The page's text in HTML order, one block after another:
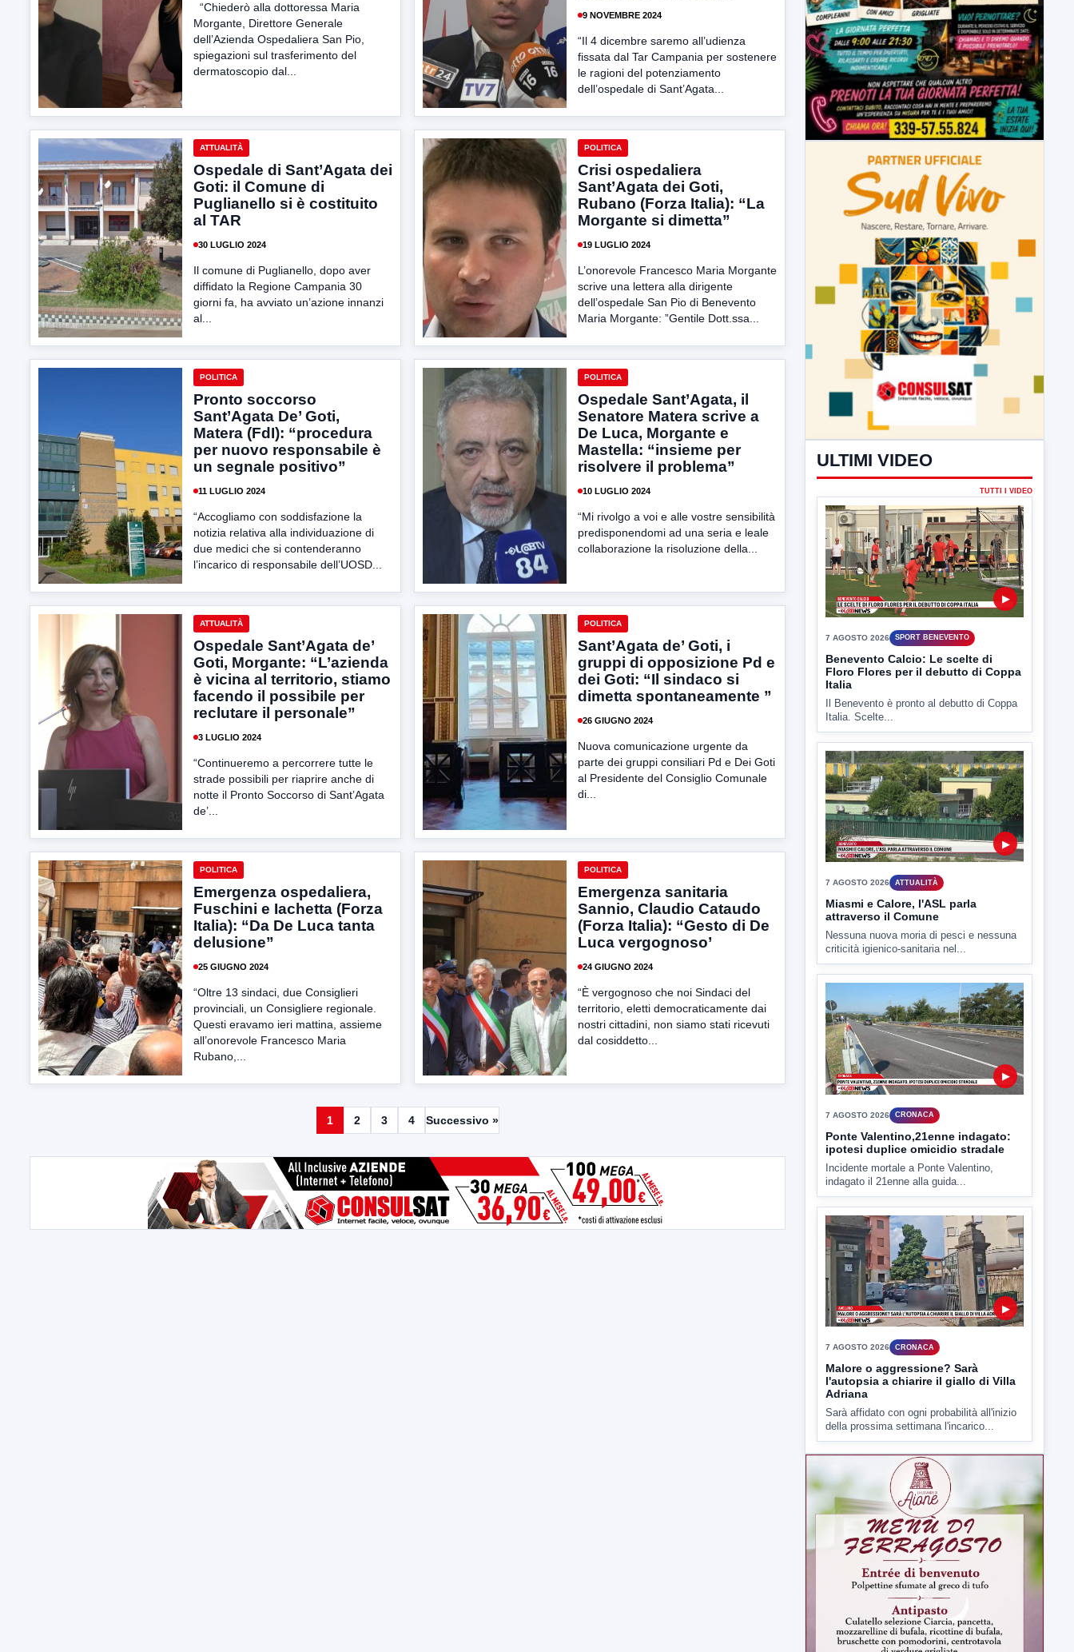
“Chiederò alla dottoressa Maria
Morgante, Direttore Generale
dell’Azienda Ospedaliera San Pio,
spiegazioni sul trasferimento del
dermatoscopio dal...
9 NOVEMBRE 2024
“Il 4 dicembre saremo all’udienza
fissata dal Tar Campania per sostenere
le ragioni del potenziamento
dell’ospedale di Sant’Agata...
ATTUALITÀ
Ospedale di Sant’Agata dei
Goti: il Comune di
Puglianello si è costituito
al TAR
30 LUGLIO 2024
Il comune di Puglianello, dopo aver
diffidato la Regione Campania 30
giorni fa, ha avviato un’azione innanzi
al...
POLITICA
Crisi ospedaliera
Sant’Agata dei Goti,
Rubano (Forza Italia): “La
Morgante si dimetta”
19 LUGLIO 2024
L’onorevole Francesco Maria Morgante
scrive una lettera alla dirigente
dell’ospedale San Pio di Benevento
Maria Morgante: ”Gentile Dott.ssa...
POLITICA
Pronto soccorso
Sant’Agata De’ Goti,
Matera (FdI): “procedura
per nuovo responsabile è
un segnale positivo”
11 LUGLIO 2024
“Accogliamo con soddisfazione la
notizia relativa alla individuazione di
due medici che si contenderanno
l’incarico di responsabile dell’UOSD...
POLITICA
Ospedale Sant’Agata, il
Senatore Matera scrive a
De Luca, Morgante e
Mastella: “insieme per
risolvere il problema”
10 LUGLIO 2024
“Mi rivolgo a voi e alle vostre sensibilità
predisponendomi ad una seria e leale
collaborazione la risoluzione della...
ATTUALITÀ
Ospedale Sant’Agata de’
Goti, Morgante: “L’azienda
è vicina al territorio, stiamo
facendo il possibile per
reclutare il personale”
3 LUGLIO 2024
“Continueremo a percorrere tutte le
strade possibili per riaprire anche di
notte il Pronto Soccorso di Sant’Agata
de’...
POLITICA
Sant’Agata de’ Goti, i
gruppi di opposizione Pd e
dei Goti: “Il sindaco si
dimetta spontaneamente ”
26 GIUGNO 2024
Nuova comunicazione urgente da
parte dei gruppi consiliari Pd e Dei Goti
al Presidente del Consiglio Comunale
di...
POLITICA
Emergenza ospedaliera,
Fuschini e Iachetta (Forza
Italia): “Da De Luca tanta
delusione”
25 GIUGNO 2024
“Oltre 13 sindaci, due Consiglieri
provinciali, un Consigliere regionale.
Questi eravamo ieri mattina, assieme
all’onorevole Francesco Maria
Rubano,...
POLITICA
Emergenza sanitaria
Sannio, Claudio Cataudo
(Forza Italia): “Gesto di De
Luca vergognoso’
24 GIUGNO 2024
“È vergognoso che noi Sindaci del
territorio, eletti democraticamente dai
nostri cittadini, non siamo stati ricevuti
dal cosiddetto...
1 2 3 4 Successivo »
ULTIMI VIDEO
▶
7 AGOSTO 2026 SPORT BENEVENTO
Benevento Calcio: Le scelte di
Floro Flores per il debutto di Coppa
Italia
Il Benevento è pronto al debutto di Coppa
Italia. Scelte...
7 AGOSTO 2026 ATTUALITÀ
Miasmi e Calore, l'ASL parla
attraverso il Comune
Nessuna nuova moria di pesci e nessuna
criticità igienico-sanitaria nel...
7 AGOSTO 2026 CRONACA
Ponte Valentino,21enne indagato:
ipotesi duplice omicidio stradale
Incidente mortale a Ponte Valentino,
indagato il 21enne alla guida...
7 AGOSTO 2026 CRONACA
Malore o aggressione? Sarà
l'autopsia a chiarire il giallo di Villa
Adriana
Sarà affidato con ogni probabilità all'inizio
della prossima settimana l'incarico...